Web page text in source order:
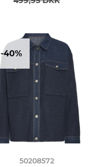
-40%
50208572